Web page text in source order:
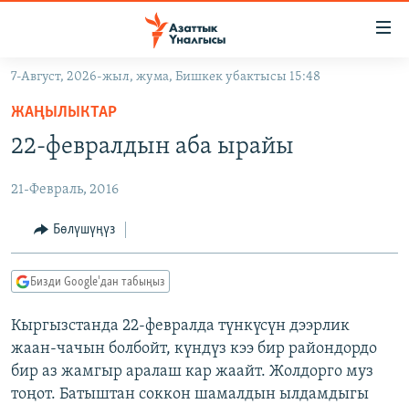
Навигацияга
өтүңүз
Издөөгө
салыңыз
КЫРГЫЗСТАН
КЫРГЫЗСТАН
САЯСАТ
ЭКОНОМИКА
ДҮЙНӨ
ДҮЙНӨ
БОРБОР АЗИЯ
УКРАИНА
АТАЙЫН ИЛИКТӨӨ
БҮГҮН АЗАТТЫКТА
ЭКСПЕРТТЕР ТАЛДАЙТ
ДАНИСТЕ
ПОДКАСТ
ӨЗГӨЧӨ ПИКИР
Русский
7-Август, 2026-жыл, жума, Бишкек убактысы 15:48
ЖАҢЫЛЫКТАР
22-февралдын аба ырайы
21-Февраль, 2016
Бөлүшүңүз
Бизди Google'дан табыңыз
Кыргызстанда 22-февралда түнкүсүн дээрлик
жаан-чачын болбойт, күндүз кээ бир райондордо
бир аз жамгыр аралаш кар жаайт. Жолдорго муз
тоңот. Батыштан соккон шамалдын ылдамдыгы